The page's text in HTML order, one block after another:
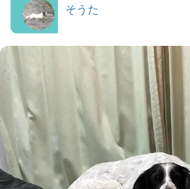
そうた